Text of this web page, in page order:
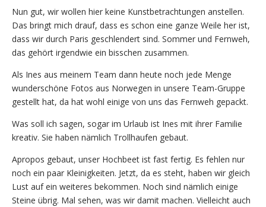
Nun gut, wir wollen hier keine Kunstbetrachtungen anstellen.
Das bringt mich drauf, dass es schon eine ganze Weile her ist,
dass wir durch Paris geschlendert sind. Sommer und Fernweh,
das gehört irgendwie ein bisschen zusammen.
Als Ines aus meinem Team dann heute noch jede Menge
wunderschöne Fotos aus Norwegen in unsere Team-Gruppe
gestellt hat, da hat wohl einige von uns das Fernweh gepackt.
Was soll ich sagen, sogar im Urlaub ist Ines mit ihrer Familie
kreativ. Sie haben nämlich Trollhaufen gebaut.
Apropos gebaut, unser Hochbeet ist fast fertig. Es fehlen nur
noch ein paar Kleinigkeiten. Jetzt, da es steht, haben wir gleich
Lust auf ein weiteres bekommen. Noch sind nämlich einige
Steine übrig. Mal sehen, was wir damit machen. Vielleicht auch